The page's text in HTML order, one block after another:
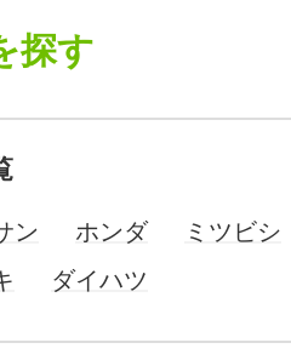
探す
ン ホンダ
ミツビシ
ダイハツ